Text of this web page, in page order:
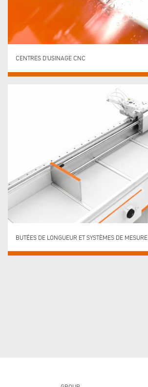
CENTRES D'USINAGE CNC
BUTÉES DE LONGUEUR ET SYSTÈMES DE MESURE